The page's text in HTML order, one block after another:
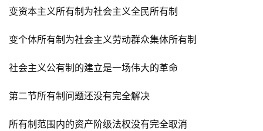
变资本主义所有制为社会主义全民所有制
变个体所有制为社会主义劳动群众集体所有制
社会主义公有制的建立是一场伟大的革命
第二节所有制问题还没有完全解决
所有制范围内的资产阶级法权没有完全取消